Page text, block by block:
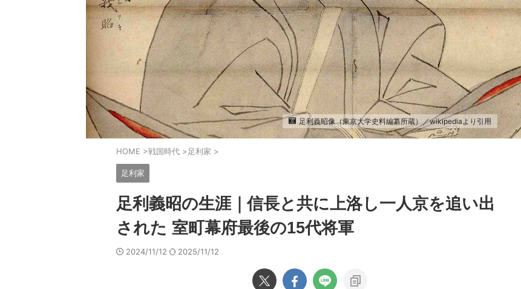
足利義昭像（東京大学史料編纂所蔵）／wikipediaより引用
HOME >戦国時代 >足利家 >
足利家
足利義昭の生涯｜信長と共に上洛し一人京を追い出
された 室町幕府最後の15代将軍
2024/11/12 2025/11/12